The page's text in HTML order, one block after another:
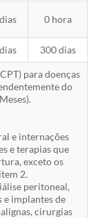
0 hora
300 dias
para doenças
do
e internações
e terapias que
exceto os
2.
peritoneal,
implantes de
cirurgias